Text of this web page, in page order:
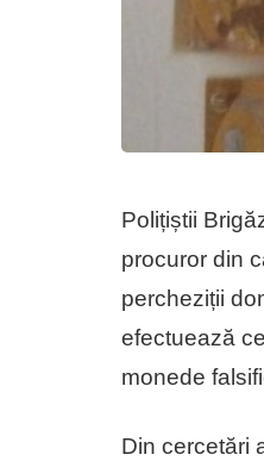
Polițiștii
procuror din
percheziții
efectuează
monede
Din cercetări